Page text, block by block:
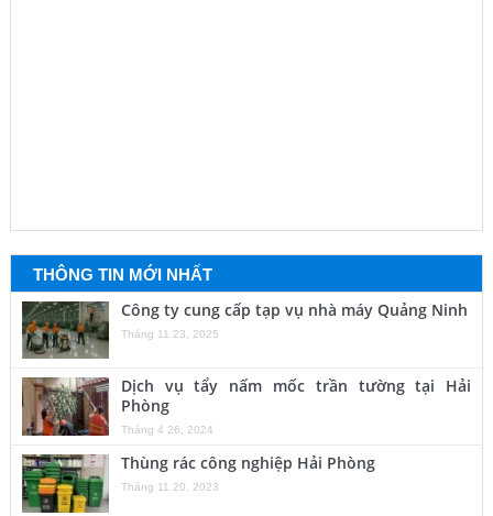
THÔNG TIN MỚI NHẤT
Công ty cung cấp tạp vụ nhà máy Quảng Ninh
Tháng 11 23, 2025
Dịch vụ tẩy nấm mốc trần tường tại Hải
Phòng
Tháng 4 26, 2024
Thùng rác công nghiệp Hải Phòng
Tháng 11 20, 2023